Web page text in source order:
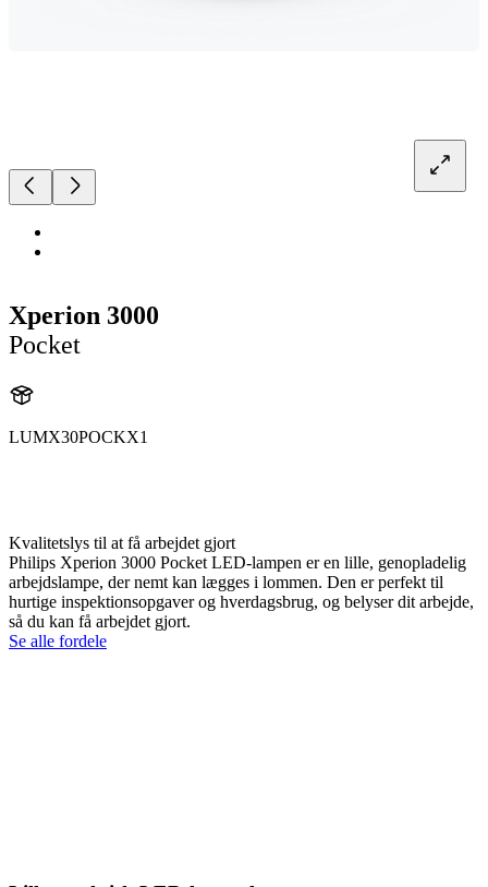
Xperion 3000
Pocket
LUMX30POCKX1
Kvalitetslys til at få arbejdet gjort
Philips Xperion 3000 Pocket LED-lampen er en lille, genopladelig
arbejdslampe, der nemt kan lægges i lommen. Den er perfekt til
hurtige inspektionsopgaver og hverdagsbrug, og belyser dit arbejde,
så du kan få arbejdet gjort.
Se alle fordele